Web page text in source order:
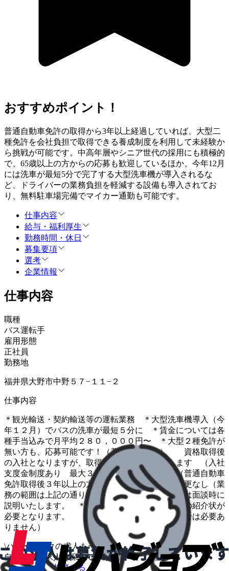
おすすめポイント！
普通自動車免許の取得から3年以上経過していれば、大型二
種免許を会社負担で取得できる養成制度を利用して未経験か
ら挑戦が可能です。中高年層やシニア世代の採用にも積極的
で、65歳以上の方からの応募も歓迎しているほか、今年12月
には洗車が最短5分で完了する大型洗車機が導入されるな
ど、ドライバーの業務負担を軽減する設備も導入されてお
り、無料駐車場完備でマイカー通勤も可能です。
仕事内容
給与・福利厚生
勤務時間・休日
募集要項
選考
企業情報
仕事内容
職種
バス運転手
雇用形態
正社員
勤務地
福井県大野市中野５７−１１−２
仕事内容
＊観光輸送・契約輸送等の運転業務 ＊大型洗車機導入（今
年１２月）でバスの洗車が最短５分に ＊賃金については各
種手当込みで月平均２８０，０００円〜 ＊大型２種免許が
無い方も、応募可能です！（養成制度あり） 資格取得後
の入社となりますが、取得費用は会社が負担します （入社
支度金制度あり 最大３００，０００円） （普通自動車
免許取得後３年以上の方に限る） 変更範囲：変更なし（業
務の範囲は上記の通り） ＊その他詳細については面談時に
説明いたします。 ＊応募の際は、ハローワークの紹介状が
必要となります。 （オンライン自主応募の場合は必要あ
りません）
\ハローワークの求人も一括管理
自分に合う求人を探してもらう/
転職について相談する